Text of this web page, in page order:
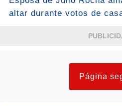
atenção”...Ver mais
altar durante votos de
Página